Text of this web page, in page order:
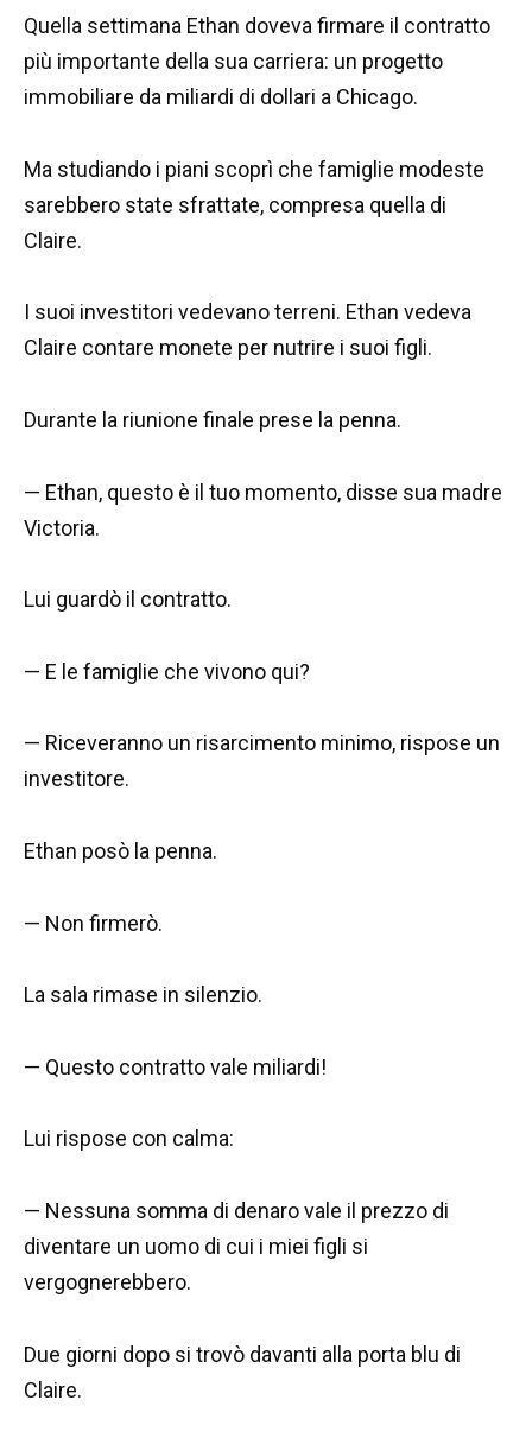
Quella settimana Ethan doveva firmare il contratto
più importante della sua carriera: un progetto
immobiliare da miliardi di dollari a Chicago.
Ma studiando i piani scoprì che famiglie modeste
sarebbero state sfrattate, compresa quella di
Claire.
I suoi investitori vedevano terreni. Ethan vedeva
Claire contare monete per nutrire i suoi figli.
Durante la riunione finale prese la penna.
— Ethan, questo è il tuo momento, disse sua madre
Victoria.
Lui guardò il contratto.
— E le famiglie che vivono qui?
— Riceveranno un risarcimento minimo, rispose un
investitore.
Ethan posò la penna.
— Non firmerò.
La sala rimase in silenzio.
— Questo contratto vale miliardi!
Lui rispose con calma:
— Nessuna somma di denaro vale il prezzo di
diventare un uomo di cui i miei figli si
vergognerebbero.
Due giorni dopo si trovò davanti alla porta blu di
Claire.